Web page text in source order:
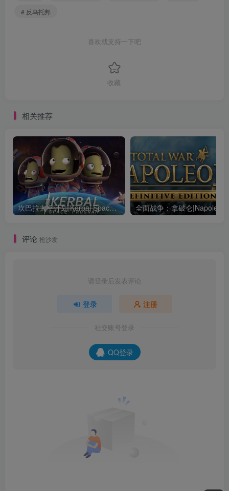
# 反乌托邦
喜欢就支持一下吧
收藏
相关推荐
坎巴拉太空计划|Kerbal Space Program|1.12.5.3190|整合全DLC
评论 抢沙发
请登录后发表评论
登录 注册
社交账号登录
QQ登录